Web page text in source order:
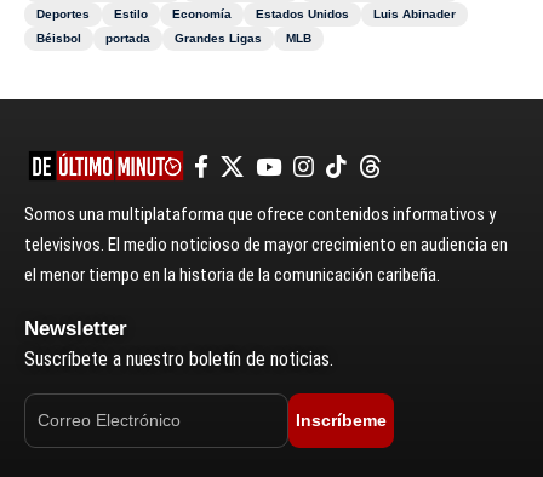
Deportes
Estilo Economía Estados Unidos
Luis Abinader
Béisbol
portada Grandes Ligas MLB
Somos una multiplataforma que ofrece contenidos informativos y
televisivos. El medio noticioso de mayor crecimiento en audiencia en
el menor tiempo en la historia de la comunicación caribeña.
Newsletter
Suscríbete a nuestro boletín de noticias.
Inscríbeme